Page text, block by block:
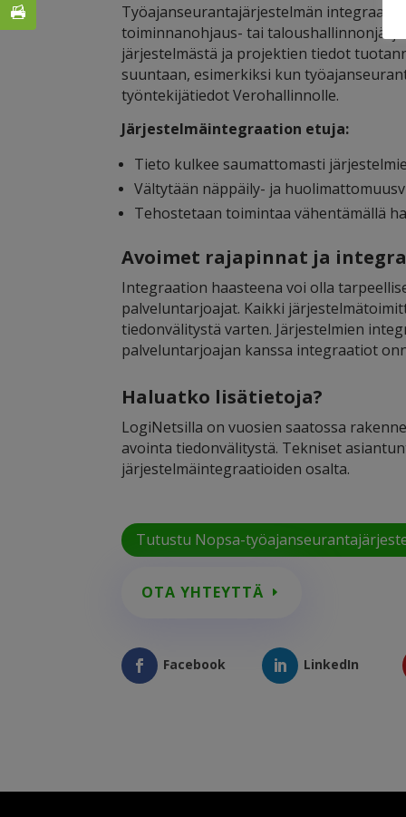
Työajanseurantajärjestelmän integraatio
toiminnanohjaus- tai
järjestelmästä ja projektien tiedot
suuntaan, esimerkiksi kun
työntekijätiedot Verohallinnolle.
Järjestelmäintegraation etuja:
Tieto kulkee saumattomasti
Vältytään näppäily- ja
Tehostetaan toimintaa vähentämällä
Avoimet rajapinnat ja
Integraation haasteena voi olla
palveluntarjoajat. Kaikki
tiedonvälitystä varten. Järjestelmien
palveluntarjoajan kanssa integraatiot
Haluatko lisätietoja?
LogiNetsilla on vuosien saatossa
avointa tiedonvälitystä. Tekniset
järjestelmäintegraatioiden osalta.
Tutustu Nopsa-
OTA YHTEYTTÄ
Facebook LinkedIn